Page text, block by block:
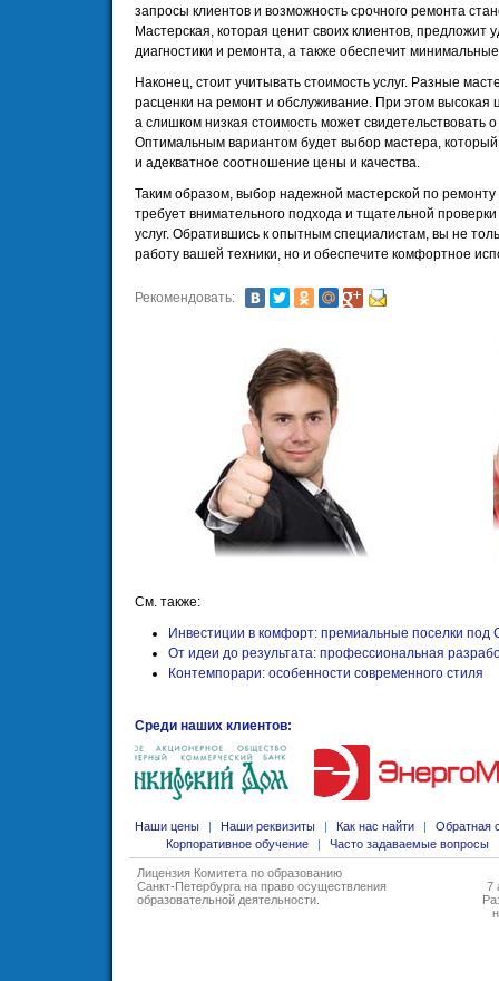
запросы клиентов и возможность срочного ремонта
Мастерская, которая ценит своих клиентов, предложит
диагностики и ремонта, а также обеспечит
Наконец, стоит учитывать стоимость услуг. Разные
расценки на ремонт и обслуживание. При этом высокая
а слишком низкая стоимость может свидетельствовать
Оптимальным вариантом будет выбор мастера,
и адекватное соотношение цены и качества.
Таким образом, выбор надежной мастерской по
требует внимательного подхода и тщательной
услуг. Обратившись к опытным специалистам, вы не
работу вашей техники, но и обеспечите комфортное
Рекомендовать:
См. также:
Инвестиции в комфорт: премиальные поселки под
От идеи до результата: профессиональная
Контемпорари: особенности современного стиля
Среди наших клиентов:
Наши цены | Наши реквизиты | Как нас найти |
Обратная
Корпоративное обучение
| Часто задаваемые вопросы
Лицензия Комитета по образованию
Санкт-Петербурга на право осуществления
образовательной деятельности
7